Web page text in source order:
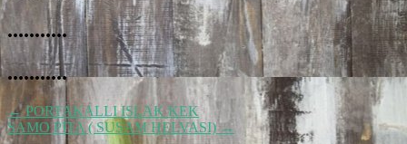
...........
...........
←PORTAKALLI ISLAK KEK
SAMO PİTA ( SUSAM HELVASI)→